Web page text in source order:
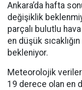
Ankara’da hafta
değişiklik
parçalı bulutlu
en düşük
bekleniyor.
Meteorolojik
19 derece olan en